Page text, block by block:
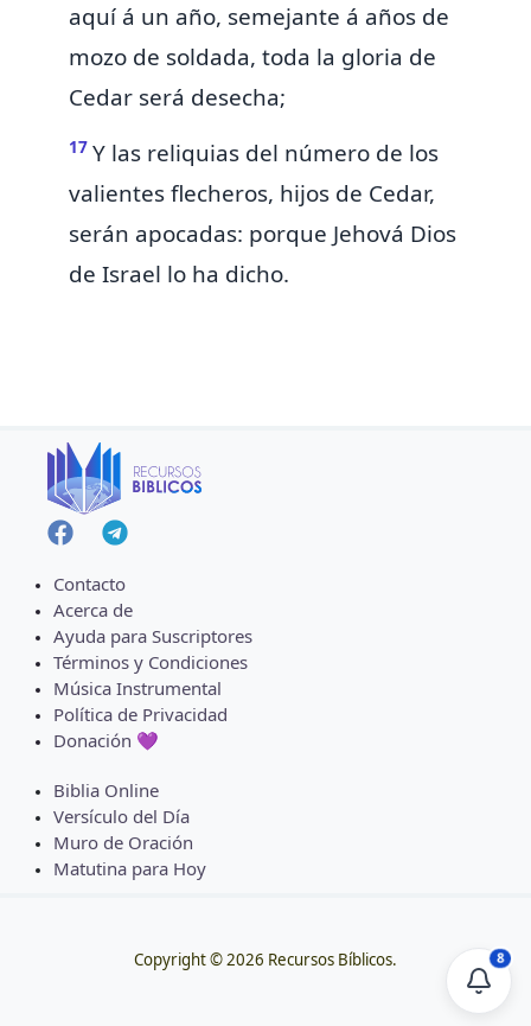
aquí á un año, semejante á años de
mozo de soldada, toda la gloria de
Cedar será desecha;
17 Y las reliquias del número de los
valientes flecheros, hijos de Cedar,
serán apocadas: porque Jehová Dios
de Israel lo ha dicho.
Contacto
Acerca de
Ayuda para Suscriptores
Términos y Condiciones
Música Instrumental
Política de Privacidad
Donación 💜
Biblia Online
Versículo del Día
Muro de Oración
Matutina para Hoy
Copyright © 2026 Recursos Bíblicos. 8